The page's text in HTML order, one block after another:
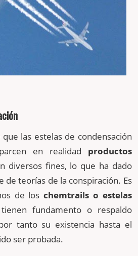
las estelas de condensación
en realidad productos
diversos fines, lo que ha dado
de teorías de la conspiración. Es
de loschemtrails o estelas
fundamento o respaldo
tanto su existencia hasta el
ser probada.